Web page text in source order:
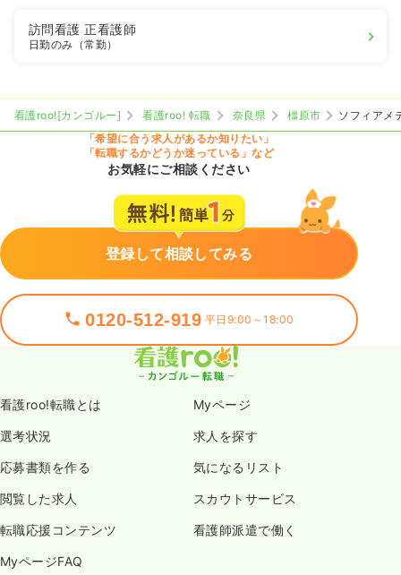
訪問看護正看護師
日勤のみ（常勤）
看護roo![カンゴルー] 看護roo! 転職 奈良県 橿原市
ソフィアメ
「希望に合う求人があるか知りたい」
「転職するかどうか迷っている」など
お気軽にご相談ください
登録して相談してみる
0120-512-919 平日9:00～18:00
看護roo!転職とは Myページ
選考状況 求人を探す
応募書類を作る 気になるリスト
閲覧した求人 スカウトサービス
転職応援コンテンツ 看護師派遣で働く
MyページFAQ